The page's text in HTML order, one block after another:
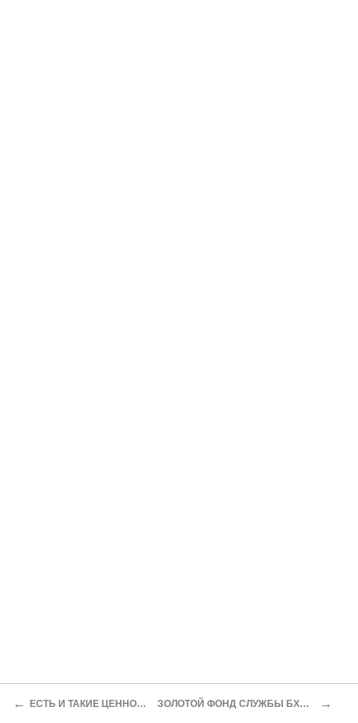
← ЕСТЬ И ТАКИЕ ЦЕННОСТИ… ЗОЛОТОЙ ФОНД СЛУЖБЫ БХСС-БЭП →